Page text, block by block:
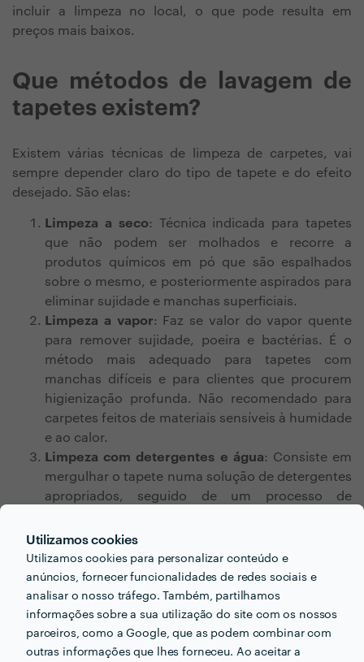
Utilizamos cookies
Utilizamos cookies para personalizar conteúdo e
anúncios, fornecer funcionalidades de redes sociais e
analisar o nosso tráfego. Também, partilhamos
informações sobre a sua utilização do site com os nossos
parceiros, como a Google, que as podem combinar com
outras informações que lhes forneceu. Ao aceitar a
incluir a limpeza no local, o que pode resulta em
preços mais baixos.
Que métodos de lavagem de
tapetes existem?
Existem várias técnicas de limpeza de carpetes, vai
sempre depender claro do tipo de tapete e do efeito
desejado. São elas:
Limpeza a seco: Técnica indicada para tapetes
que não podem ser molhados e recorre a
produtos químicos em pó que são espalhados
sobre o mesmo, e posteriormente aspirados para
eliminar sujidade e manchas superficiais.
Limpeza a vapor: Faz se valor do vapor quente
para remover sujidade, poeira e bactérias. É o
método mais adequado para tapetes com
manchas difíceis e para clientes que procurem
higienização profunda. Não recomendado para
carpetes feitos de materiais sensíveis à humidade
e ao calor.
Limpeza com detergentes e água: Consiste em
mergulhar o tapete numa solução de detergentes
apropriados, seguido de um processo de
podem ser lavados com água
Limpeza com altas temperaturas : Pretende
eliminar ácaros e bactérias, sendo especialmente
própria para tapetes de pelo longo ou feitos de
materiais sensíveis.